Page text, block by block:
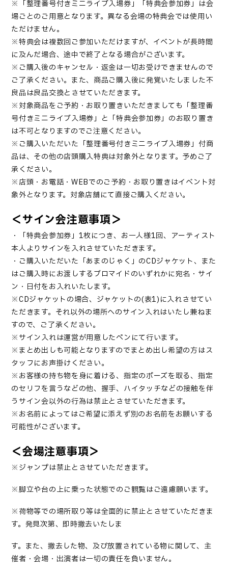
※「整理番号付きミニライブ入場券」「特典会参加券」は会
場ごとのご用意となります。異なる会場の特典会では使用い
ただけません。
※特典会は複数回ご参加いただけますが、イベントが⻑時間
に及んだ場合、途中で終了となる場合がございます。
※ご購⼊後のキャンセル・返⾦は⼀切お受けできませんので
ご了承ください。また、商品ご購⼊後に発覚いたしました不
良品は良品交換とさせていただきます。
※対象商品をご予約・お取り置きいただきましても「整理番
号付きミニライブ入場券」と「特典会参加券」のお取り置き
は不可となりますのでご注意ください。
※ご購入いただいた「整理番号付きミニライブ入場券」付商
品は、その他の店頭購入特典は対象外となります。予めご了
承ください。
※店頭・お電話・WEBでのご予約・お取り置きはイベント対
象外となります。対象店舗にて直接ご購入ください。
＜サイン会注意事項＞
・「特典会参加券」1枚につき、お一人様1回、アーティスト
本人よりサインを入れさせていただきます。
・ご購入いただいた「あまのじゃく」のCDジャケット、また
はご購入時にお渡しするブロマイドのいずれかに宛名・サイ
ン・日付をお入れいたします。
※CDジャケットの場合、ジャケットの(表1)に入れさせてい
ただきます。それ以外の場所へのサイン入れはいたし兼ねま
すので、ご了承ください。
※サイン入れは運営が用意したペンにて行います。
※まとめ出しも可能となりますのでまとめ出し希望の方はス
タッフにお声掛けください。
※お客様の持ち物を身に着ける、指定のポーズを取る、指定
のセリフを言うなどの他、握手、ハイタッチなどの接触を伴
うサイン会以外の行為は禁止とさせていただきます。
※お名前によってはご希望に添えず別のお名前をお願いする
可能性がございます。
＜会場注意事項＞
※ジャンプは禁止とさせていただきます。
※脚立や台の上に乗った状態でのご観覧はご遠慮願います。
※荷物等での場所取り等は全面的に禁止とさせていただきま
す。発見次第、即時撤去いたしま
す。また、撤去した物、及び放置されている物に関して、主
催者・会場・出演者は一切の責任を負いません。